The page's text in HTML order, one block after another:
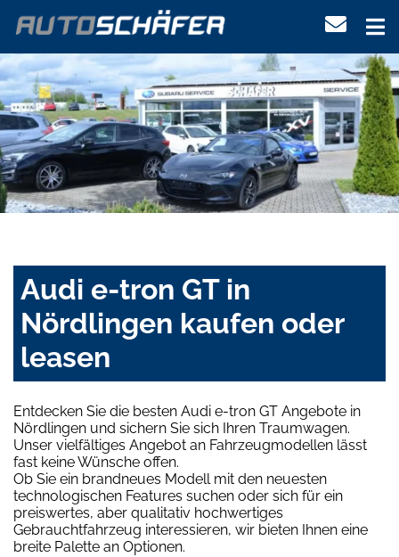
Audi e-tron GT in
Nördlingen kaufen oder
leasen
Entdecken Sie die besten Audi e-tron GT Angebote in
Nördlingen und sichern Sie sich Ihren Traumwagen.
Unser vielfältiges Angebot an Fahrzeugmodellen lässt
fast keine Wünsche offen.
Ob Sie ein brandneues Modell mit den neuesten
technologischen Features suchen oder sich für ein
preiswertes, aber qualitativ hochwertiges
Gebrauchtfahrzeug interessieren, wir bieten Ihnen eine
breite Palette an Optionen.